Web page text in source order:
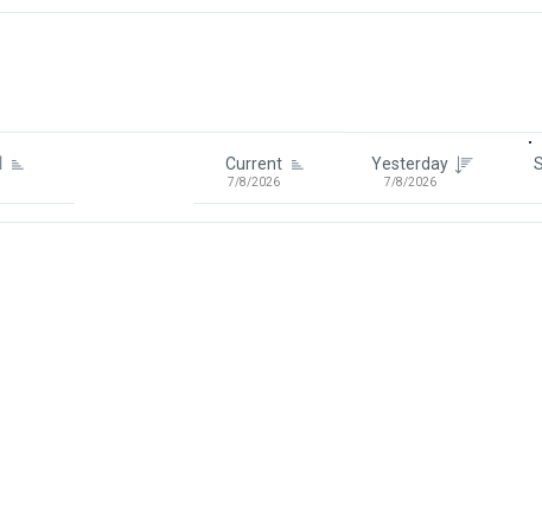
Current
7/8/2026
Yesterday
7/8/2026